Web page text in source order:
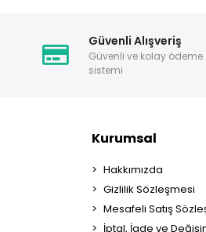
Güvenli Alışveriş
Güvenli ve kolay ödeme
sistemi
Kurumsal
Hakkımızda
Gizlilik Sözleşmesi
Mesafeli Satış
İptal, İade ve